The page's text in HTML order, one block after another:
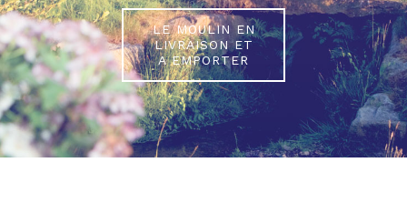
LE MOULIN EN
LIVRAISON ET
A EMPORTER